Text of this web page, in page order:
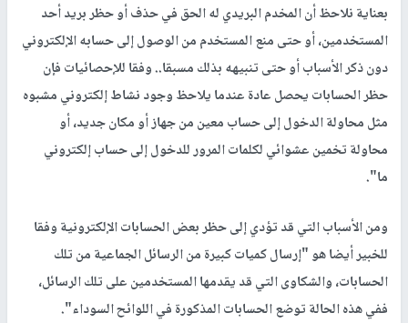
بعناية نلاحظ أن المخدم البريدي له الحق في حذف أو حظر بريد أحد
المستخدمين، أو حتى منع المستخدم من الوصول إلى حسابه الإلكتروني
دون ذكر الأسباب أو حتى تنبيهه بذلك مسبقا.. وفقا للإحصائيات فإن
حظر الحسابات يحصل عادة عندما يلاحظ وجود نشاط إلكتروني مشبوه
مثل محاولة الدخول إلى حساب معين من جهاز أو مكان جديد، أو
محاولة تخمين عشوائي لكلمات المرور للدخول إلى حساب إلكتروني
ما".
ومن الأسباب التي قد تؤدي إلى حظر بعض الحسابات الإلكترونية وفقا
للخبير أيضا هو "إرسال كميات كبيرة من الرسائل الجماعية من تلك
الحسابات، والشكاوى التي قد يقدمها المستخدمين على تلك الرسائل،
ففي هذه الحالة توضع الحسابات المذكورة في اللوائح السوداء".